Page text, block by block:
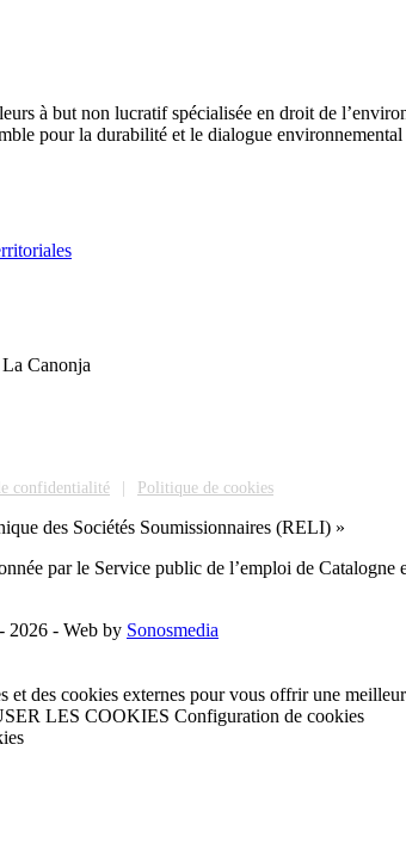
à but non lucratif spécialisée en droit de
pour la durabilité et le dialogue
Canonja
confidentialité Politique de cookies
des Sociétés Soumissionnaires (RELI) »
par le Service public de l’emploi de
2026 - Web by Sonosmedia
et des cookies externes pour vous offrir une
LES COOKIES Configuration de cookies